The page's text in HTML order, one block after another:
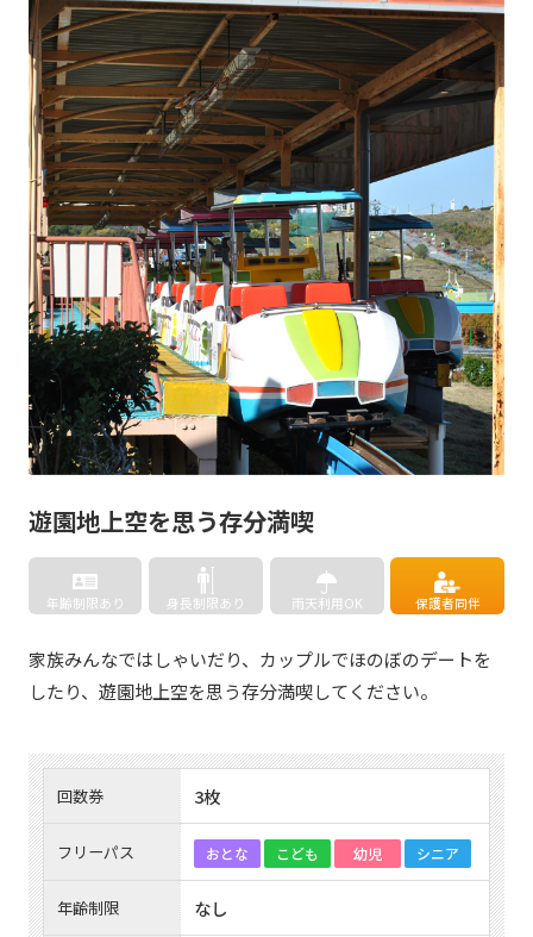
遊園地上空を思う存分満喫
年齢制限あり 身長制限あり 雨天利用OK 保護者同伴
家族みんなではしゃいだり、カップルでほのぼのデートを
したり、遊園地上空を思う存分満喫してください。
回数券 3枚
フリーパス おとな こども 幼児 シニア
年齢制限 なし